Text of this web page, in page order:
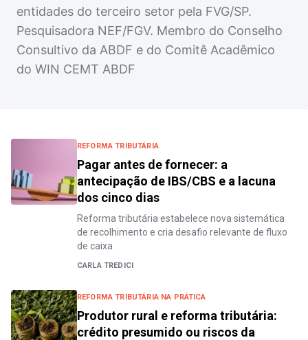
entidades do terceiro setor pela FVG/SP.
Pesquisadora NEF/FGV. Membro do Conselho
Consultivo da ABDF e do Comitê Acadêmico
do WIN CEMT ABDF
REFORMA TRIBUTÁRIA
Pagar antes de fornecer: a
antecipação de IBS/CBS e a lacuna
dos cinco dias
Reforma tributária estabelece nova sistemática
de recolhimento e cria desafio relevante de fluxo
de caixa
CARLA TREDICI
REFORMA TRIBUTÁRIA NA PRÁTICA
Produtor rural e reforma tributária:
crédito presumido ou riscos da